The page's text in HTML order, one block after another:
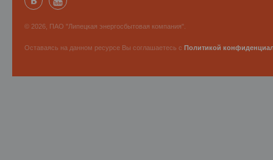
© 2026, ПАО "Липецкая энергосбытовая компания".
Оставаясь на данном ресурсе Вы соглашаетесь с Политикой